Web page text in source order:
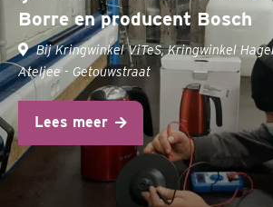
Borre en producent Bosch
Bij Kringwinkel ViTeS, Kringwinkel
Ateljee - Getouwstraat
Lees meer